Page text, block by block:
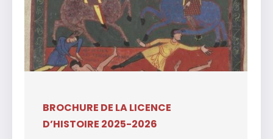
BROCHURE DE LA LICENCE
D’HISTOIRE 2025-2026